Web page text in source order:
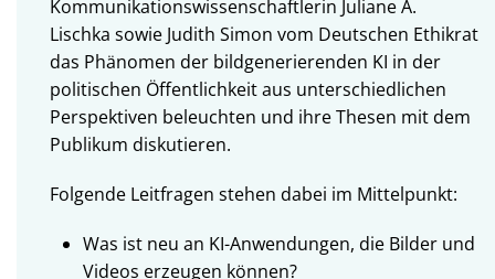
Kommunikationswissenschaftlerin Juliane A.
Lischka sowie Judith Simon vom Deutschen Ethikrat
das Phänomen der bildgenerierenden KI in der
politischen Öffentlichkeit aus unterschiedlichen
Perspektiven beleuchten und ihre Thesen mit dem
Publikum diskutieren.
Folgende Leitfragen stehen dabei im Mittelpunkt:
Was ist neu an KI-Anwendungen, die Bilder und
Videos erzeugen können?